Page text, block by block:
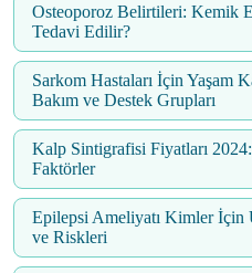
Osteoporoz Belirtileri: Kemik
Tedavi Edilir?
Sarkom Hastaları İçin Yaşam
Bakım ve Destek Grupları
Kalp Sintigrafisi Fiyatları
Faktörler
Epilepsi Ameliyatı Kimler İçin
ve Riskleri